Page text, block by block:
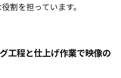
割を担っています。
工程と仕上げ作業で映像の